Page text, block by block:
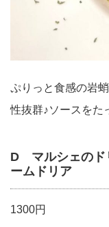
ぷりっと食感の岩
性抜群♪ソースをた
D マルシェのド
ームドリア
1300円